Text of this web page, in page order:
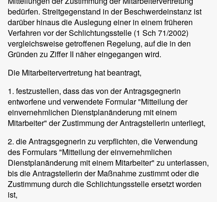
bedürfen. Streitgegenstand in der Beschwerdeinstanz ist
darüber hinaus die Auslegung einer in einem früheren
Verfahren vor der Schlichtungsstelle (1 Sch 71/2002)
vergleichsweise getroffenen Regelung, auf die in den
Gründen zu Ziffer II näher eingegangen wird.
Die Mitarbeitervertretung hat beantragt,
1. festzustellen, dass das von der Antragsgegnerin
entworfene und verwendete Formular "Mitteilung der
einvernehmlichen Dienstplanänderung mit einem
Mitarbeiter" der Zustimmung der Antragstellerin unterliegt,
2. die Antragsgegnerin zu verpflichten, die Verwendung
des Formulars "Mitteilung der einvernehmlichen
Dienstplanänderung mit einem Mitarbeiter" zu unterlassen,
bis die Antragstellerin der Maßnahme zustimmt oder die
Zustimmung durch die Schlichtungsstelle ersetzt worden
ist,